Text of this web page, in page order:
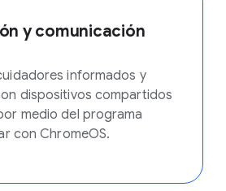
y comunicación
informados y
dispositivos compartidos
medio del programa
con ChromeOS.